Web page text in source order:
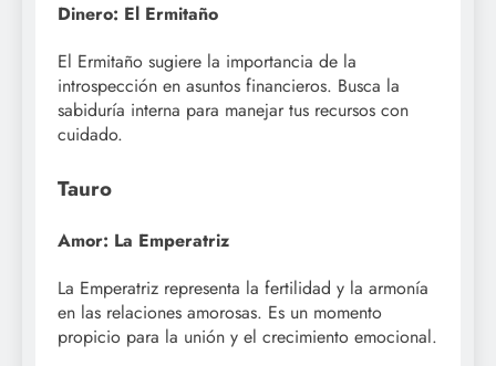
Dinero: El Ermitaño
El Ermitaño sugiere la importancia de la
introspección en asuntos financieros. Busca la
sabiduría interna para manejar tus recursos con
cuidado.
Tauro
Amor: La Emperatriz
La Emperatriz representa la fertilidad y la armonía
en las relaciones amorosas. Es un momento
propicio para la unión y el crecimiento emocional.